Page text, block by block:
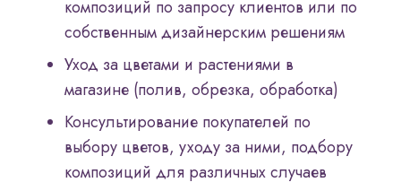
композиций по запросу клиентов или по
собственным дизайнерским решениям
Уход за цветами и растениями в
магазине (полив, обрезка, обработка)
Консультирование покупателей по
выбору цветов, уходу за ними, подбору
композиций для различных случаев